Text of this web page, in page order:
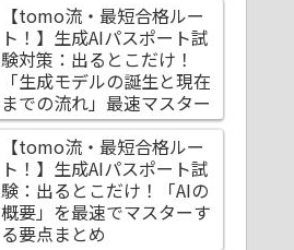
【tomo流・最短合格ルー
ト！】生成AIパスポート試
験対策：出るとこだけ！
「生成モデルの誕生と現在
までの流れ」最速マスター
【tomo流・最短合格ルー
ト！】生成AIパスポート試
験：出るとこだけ！「AIの
概要」を最速でマスターす
る要点まとめ